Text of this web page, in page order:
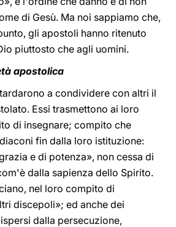
di Gesù. Ma noi sappiamo che,
gli apostoli hanno ritenuto
piuttosto che agli uomini.
apostolica
a condividere con altri il
Essi trasmettono ai loro
di insegnare; compito che
fin dalla loro istituzione:
e di potenza», non cessa di
dalla sapienza dello Spirito.
nel loro compito di
discepoli»; ed anche dei
dalla persecuzione,